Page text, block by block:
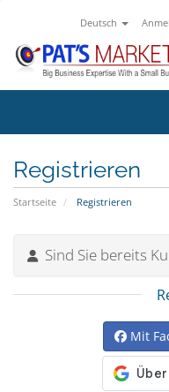
Deutsch
Registrieren
Startseite Registrieren
Sind Sie bereits
Mit